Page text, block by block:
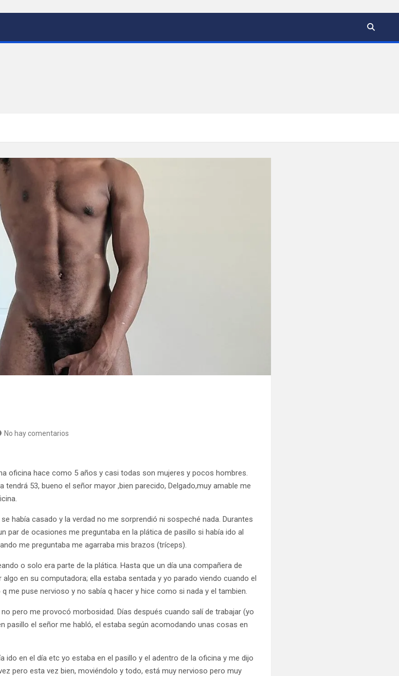
No hay comentarios
oficina hace como 5 años y casi todas son mujeres y pocos hombres.
53, bueno el señor mayor ,bien parecido, Delgado,muy amable me
había casado y la verdad no me sorprendió ni sospeché nada. Durantes
par de ocasiones me preguntaba en la plática de pasillo si había ido al
me preguntaba me agarraba mis brazos (tríceps).
o solo era parte de la plática. Hasta que un día una compañera de
en su computadora; ella estaba sentada y yo parado viendo cuando el
me puse nervioso y no sabía q hacer y hice como si nada y el tambien.
pero me provocó morbosidad. Días después cuando salí de trabajar (yo
pasillo el señor me habló, el estaba según acomodando unas cosas en
ido en el día etc yo estaba en el pasillo y el adentro de la oficina y me dijo
pero esta vez bien, moviéndolo y todo, está muy nervioso pero muy